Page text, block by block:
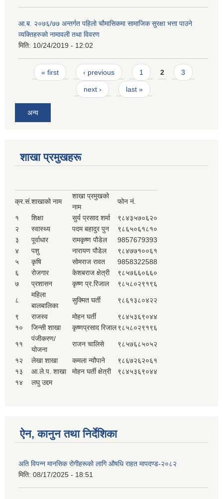
आ.ब. २०७६/७७ अन्तर्गत पहिलो चौमासिकमा सामाजिक सुरक्षा भत्ता पाउने
व्यक्तिहरुको नामावली तथा विवरण
मिति: 10/24/2019 - 12:02
Pages
« first ‹ previous 1 2 3
next › last »
अन्य
शाखा प्रमुखहरू
क्र.सं.शाखाको नाम
शाखा प्रमुखको
नाम
फोन नं.
१ शिक्षा सुर्य प्रसाद शर्मा
९८४३५७०६२०
२
स्वास्थ्य पदम बहादुर पुन
९८६५०६१८१०
३
पूर्वाधार रामकृष्ण पौडेल
9857679393
४
पशु नारायण पौडेल
९८४७७१००६१
५
कृषि सोमराज रावत
9858322588
६
रोजगार केशबराज क्षेत्री
९८५७६६०६६०
७
प्रशासन कृष्ण प्र.रिजाल ९८५८०२९१९६
८
महिला
बालबालिका
सुक्मित घर्ती ९८६१३८०४२२
९ राजस्व मोहन घर्ती
९८४५३६९०४४
१०
जिन्सी शाखा कृष्णप्रसाद रिजाल९८५८०२९१९६
११
पंजीकरण/
योजना
राजन चालिसे ९८५७६८५०५२
१२ लेखा शाखा कमला न्यौपाने
९८६७२६२०६१
१३
आ.ले.प. शाखा मोहन घर्ती क्षेत्री
९८४५३६९०४४
१४
लघु उद्दम
ऐन, कानुन तथा निर्देशिका
अति विपन्न मानसिक रोगीहरूको लागि औषधि राहत मापदण्ड-२०८२
मिति: 08/17/2025 - 18:51